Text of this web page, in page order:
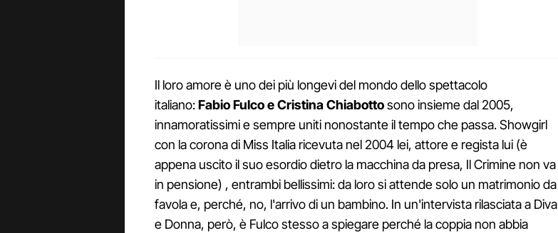
Il loro amore è uno dei più longevi del mondo dello spettacolo
italiano:Fabio Fulco e Cristina Chiabottosono insieme dal 2005,
innamoratissimi e sempre uniti nonostante il tempo che passa. Showgirl
con la corona di Miss Italia ricevuta nel 2004 lei, attore e regista lui (è
appena uscito il suo esordio dietro la macchina da presa, Il Crimine non va
in pensione) , entrambi bellissimi: da loro si attende solo un matrimonio da
favola e, perché, no, l'arrivo di un bambino. In un'intervista rilasciata a Diva
e Donna, però, è Fulco stesso a spiegare perché la coppia non abbia